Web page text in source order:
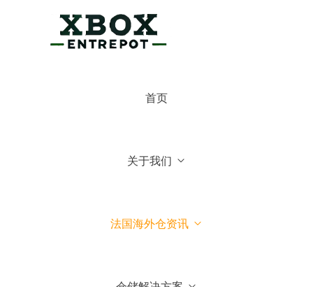
首页
关于我们
法国海外仓资讯